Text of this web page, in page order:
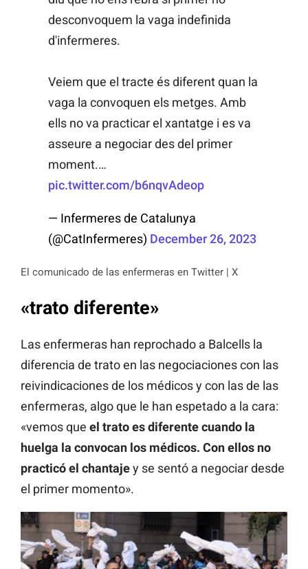
desconvoquem la vaga indefinida
d'infermeres.
Veiem que el tracte és diferent quan la
vaga la convoquen els metges. Amb
ells no va practicar el xantatge i es va
asseure a negociar des del primer
moment.…
pic.twitter.com/b6nqvAdeop
— Infermeres de Catalunya
(@CatInfermeres) December 26, 2023
El comunicado de las enfermeras en Twitter | X
«trato diferente»
Las enfermeras han reprochado a Balcells la
diferencia de trato en las negociaciones con las
reivindicaciones de los médicos y con las de las
enfermeras, algo que le han espetado a la cara:
«vemos que el trato es diferente cuando la
huelga la convocan los médicos. Con ellos no
practicó el chantajey se sentó a negociar desde
el primer momento».